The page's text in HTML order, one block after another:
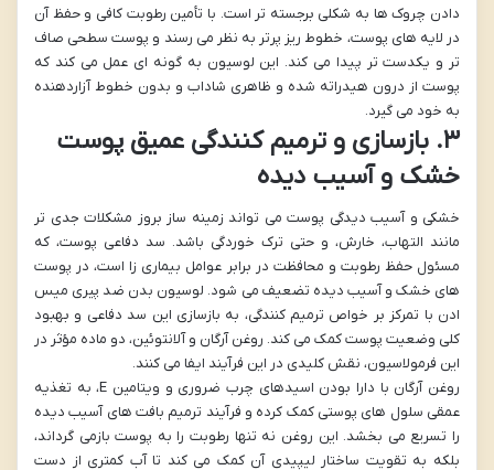
دادن چروک ها به شکلی برجسته تر است. با تأمین رطوبت کافی و حفظ آن
در لایه های پوست، خطوط ریز پرتر به نظر می رسند و پوست سطحی صاف
تر و یکدست تر پیدا می کند. این لوسیون به گونه ای عمل می کند که
پوست از درون هیدراته شده و ظاهری شاداب و بدون خطوط آزاردهنده
به خود می گیرد.
۳. بازسازی و ترمیم کنندگی عمیق پوست
خشک و آسیب دیده
خشکی و آسیب دیدگی پوست می تواند زمینه ساز بروز مشکلات جدی تر
مانند التهاب، خارش، و حتی ترک خوردگی باشد. سد دفاعی پوست، که
مسئول حفظ رطوبت و محافظت در برابر عوامل بیماری زا است، در پوست
های خشک و آسیب دیده تضعیف می شود. لوسیون بدن ضد پیری میس
ادن با تمرکز بر خواص ترمیم کنندگی، به بازسازی این سد دفاعی و بهبود
کلی وضعیت پوست کمک می کند. روغن آرگان و آلانتوئین، دو ماده مؤثر در
این فرمولاسیون، نقش کلیدی در این فرآیند ایفا می کنند.
روغن آرگان با دارا بودن اسیدهای چرب ضروری و ویتامین E، به تغذیه
عمقی سلول های پوستی کمک کرده و فرآیند ترمیم بافت های آسیب دیده
را تسریع می بخشد. این روغن نه تنها رطوبت را به پوست بازمی گرداند،
بلکه به تقویت ساختار لیپیدی آن کمک می کند تا آب کمتری از دست